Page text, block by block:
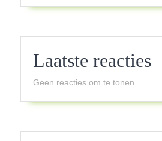
Laatste reacties
Geen reacties om te tonen.